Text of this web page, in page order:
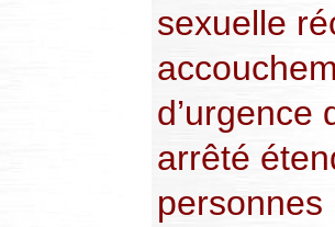
sexuelle
d’urgence
arrêté